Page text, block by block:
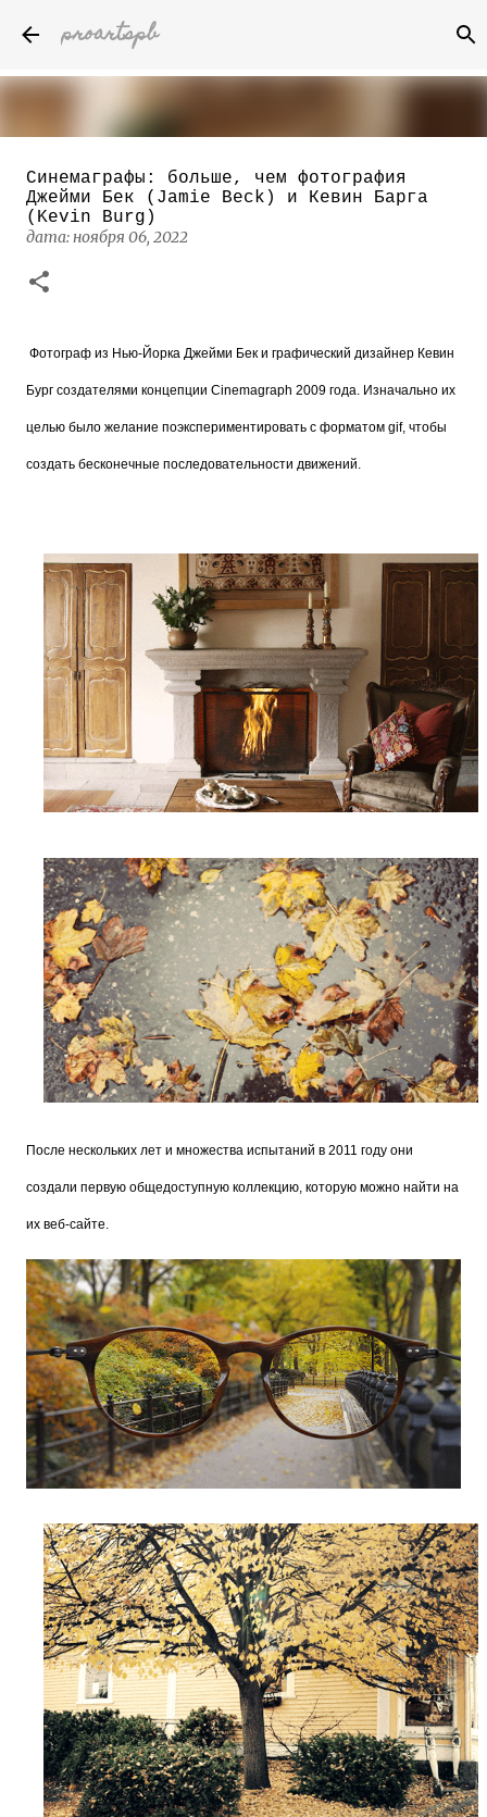
proartspb
Бумажные скульптуры канадского
художника Келвина Николса (Calvin
Nicholls)
дата:октября 14, 2022
Синемаграфы: больше, чем фотография
Джейми Бек (Jamie Beck) и Кевин Барга
(Kevin Burg)
дата:ноября 06, 2022
Бург создателями концепции Cinemagraph 2009 года. Изначально их
целью было желание поэкспериментировать с форматом gif, чтобы
создать бесконечные последовательности движений.
После нескольких лет и множества испытаний в 2011 году они
создали первую общедоступную коллекцию, которую можно найти на
их веб-сайте.